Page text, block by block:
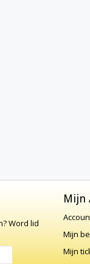
Word lid
Mijn
Mijn
Mijn